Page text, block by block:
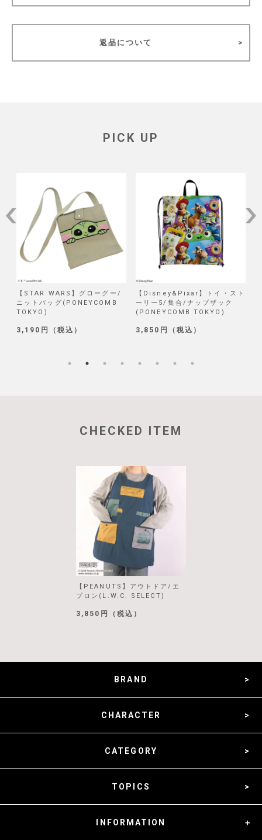
返品について
PICK UP
【STAR WARS】グローグー/
ニットバッグ(PONEYCOMB
TOKYO)
3,190円（税込）
【Disney&Pixar】トイ・スト
ーリー5/集合/ナップザック
(PONEYCOMB TOKYO)
3,850円（税込）
CHECKED ITEM
【PEANUTS】アウトドア/エ
プロン(L.W.C. SELECT)
3,850円（税込）
BRAND
CHARACTER
CATEGORY
TOPICS
INFORMATION